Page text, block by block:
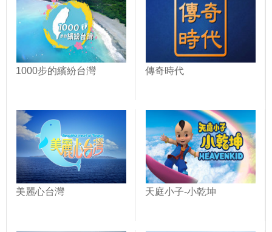
1000步的繽紛台灣 傳奇時代
美麗心台灣 天庭小子-小乾坤